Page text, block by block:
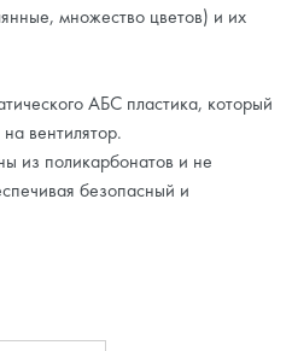
множество цветов) и их
АБС пластика, который
вентилятор.
из поликарбонатов и не
безопасный и